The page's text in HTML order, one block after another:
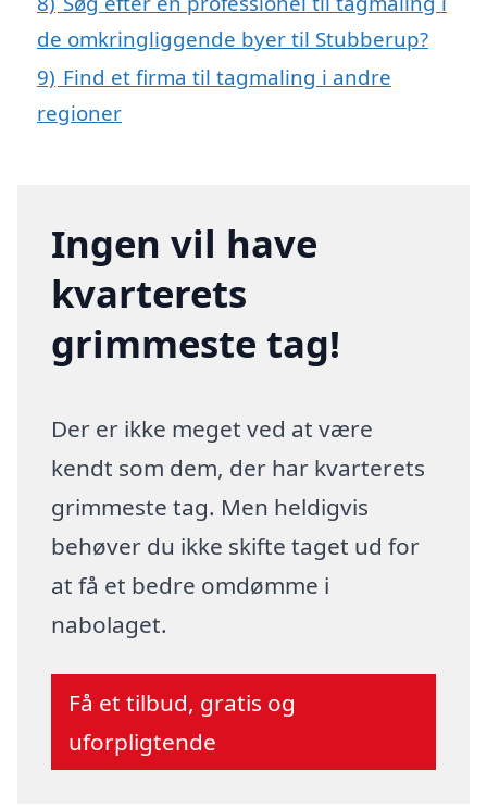
de omkringliggende byer til Stubberup?
9) Find et firma til tagmaling i andre
regioner
Ingen vil have
kvarterets
grimmeste tag!
Der er ikke meget ved at være
kendt som dem, der har kvarterets
grimmeste tag. Men heldigvis
behøver du ikke skifte taget ud for
at få et bedre omdømme i
nabolaget.
Få et tilbud, gratis og
uforpligtende